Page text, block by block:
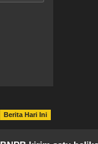
Berita Hari Ini